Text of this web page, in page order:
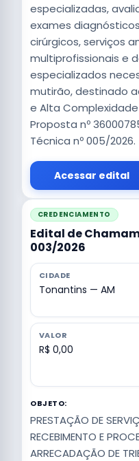
especializadas,
exames
cirúrgicos, serviços
multiprofissionais e
especializados
mutirão, destinado
e Alta
Proposta nº
Técnica nº 005/2026.
Acessar edital
CREDENCIAMENTO
Edital de
003/2026
CIDADE
Tonantins — AM
VALOR
R$ 0,00
OBJETO:
PRESTAÇÃO DE
RECEBIMENTO E
ARRECADAÇÃO DE